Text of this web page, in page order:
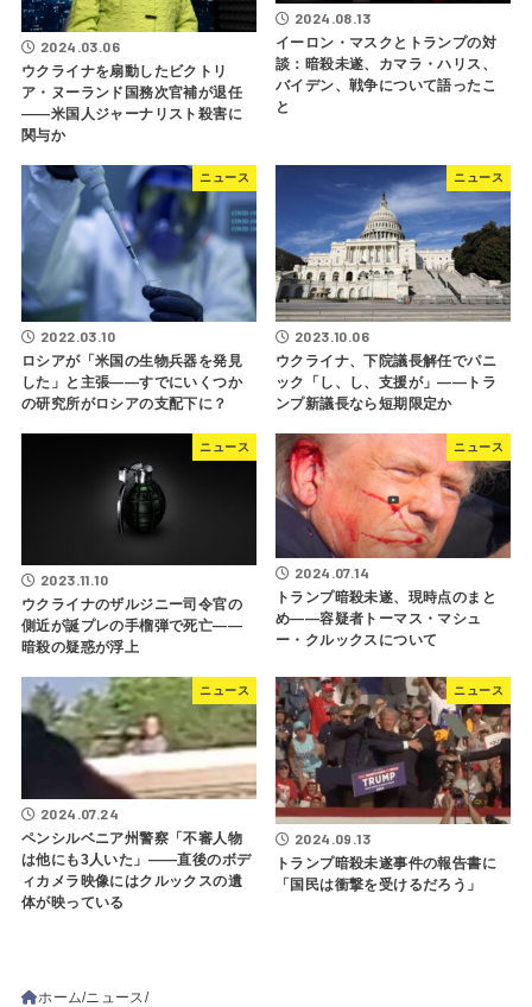
2024.03.06
ウクライナを扇動したビクトリ
ア・ヌーランド国務次官補が退任
――米国人ジャーナリスト殺害に
関与か
2024.08.13
イーロン・マスクとトランプの対
談：暗殺未遂、カマラ・ハリス、
バイデン、戦争について語ったこ
と
ニュース
2022.03.10
ロシアが「米国の生物兵器を発見
した」と主張――すでにいくつか
の研究所がロシアの支配下に？
ニュース
2023.10.06
ウクライナ、下院議長解任でパニ
ック「し、し、支援が」――トラ
ンプ新議長なら短期限定か
ニュース
2023.11.10
ウクライナのザルジニー司令官の
側近が誕プレの手榴弾で死亡――
暗殺の疑惑が浮上
ニュース
2024.07.14
トランプ暗殺未遂、現時点のまと
め――容疑者トーマス・マシュ
ー・クルックスについて
ニュース
2024.07.24
ペンシルベニア州警察「不審人物
は他にも3人いた」――直後のボデ
ィカメラ映像にはクルックスの遺
体が映っている
ニュース
2024.09.13
トランプ暗殺未遂事件の報告書に
「国民は衝撃を受けるだろう」
ホーム ニュース